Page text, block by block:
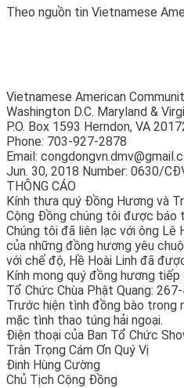
Theo nguồn tin Vietnamese
Vietnamese American
Washington D.C. Maryland &
P.O. Box 1593 Herndon, VA
Phone: 703-927-2878
Email:
Jun. 30, 2018 Number: 0630/
THÔNG CÁO
Kính thưa quý Đồng Hương và
Cộng Đồng chúng tôi được báo
Chúng tôi đã liên lạc với ông Lê
của những đồng hương yêu
với chế độ, Hề Hoài Linh đã
Kính mong quý đồng hương
Tổ Chức Chùa Phật Quang:
Trước hiện tình đồng bào trong
mặc tình thao túng hải ngoại.
Điện thoại của Ban Tổ Chức
Trân Trọng Cám Ơn Quý Vị
Đinh Hùng Cường
Chủ Tịch Cộng Đồng